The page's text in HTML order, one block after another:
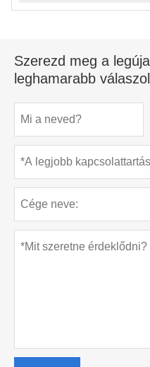
Szerezd meg a
leghamarabb